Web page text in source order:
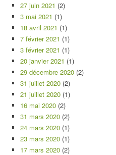
27 juin 2021 (2)
3 mai 2021 (1)
18 avril 2021 (1)
7 février 2021 (1)
3 février 2021 (1)
20 janvier 2021 (1)
29 décembre 2020 (2)
31 juillet 2020 (2)
21 juillet 2020 (1)
16 mai 2020 (2)
31 mars 2020 (2)
24 mars 2020 (1)
23 mars 2020 (1)
17 mars 2020 (2)